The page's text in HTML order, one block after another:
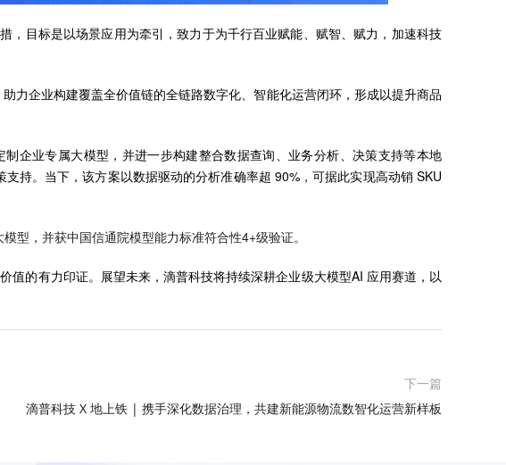
目标是以场景应用为牵引，致力于为千行百业赋能、赋智、赋力，加速科技
力企业构建覆盖全价值链的全链路数字化、智能化运营闭环，形成以提升商品
企业专属大模型，并进一步构建整合数据查询、业务分析、决策支持等本地
持。当下，该方案以数据驱动的分析准确率超 90%，可据此实现高动销 SKU
型，并获中国信通院模型能力标准符合性4+级验证。
的有力印证。展望未来，滴普科技将持续深耕企业级大模型AI 应用赛道，以
下一篇
滴普科技 X 地上铁 | 携手深化数据治理，共建新能源物流数智化运营新样板